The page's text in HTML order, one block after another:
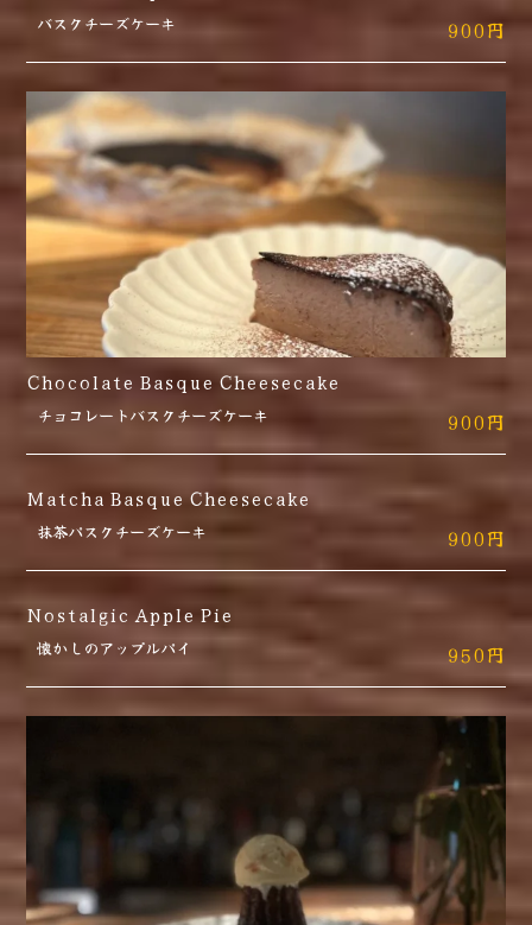
バスクチーズケーキ 900円
Chocolate Basque Cheesecake
チョコレートバスクチーズケーキ 900円
Matcha Basque Cheesecake
抹茶パスクチーズケーキ 900円
Nostalgic Apple Pie
懐かしのアップルパイ 950円